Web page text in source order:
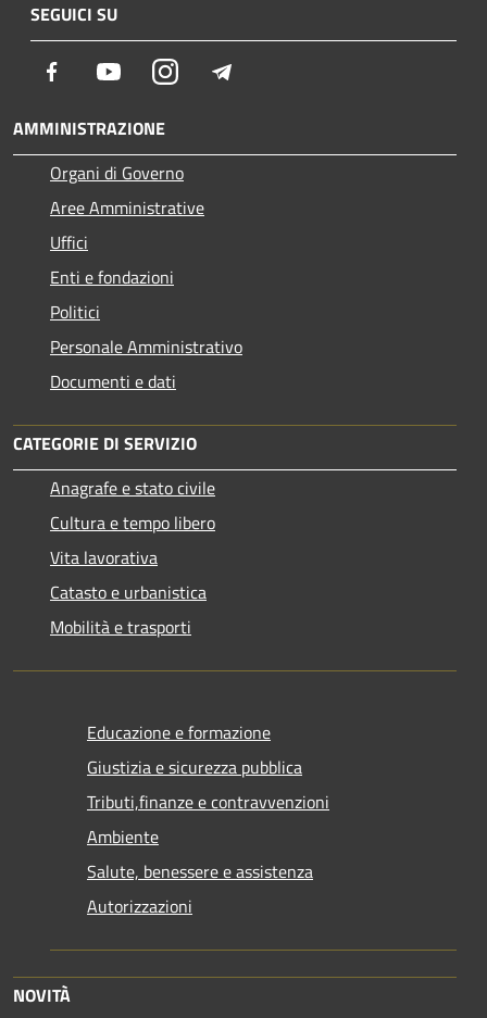
SEGUICI SU
Facebook YoutubeInstagram
AMMINISTRAZIONE
Organi di Governo
Aree Amministrative
Uffici
Enti e fondazioni
Politici
Personale Amministrativo
Documenti e dati
CATEGORIE DI SERVIZIO
Anagrafe e stato civile
Cultura e tempo libero
Vita lavorativa
Catasto e urbanistica
Mobilità e trasporti
Educazione e formazione
Giustizia e sicurezza pubblica
Tributi,finanze e contravvenzioni
Ambiente
Salute, benessere e assistenza
Autorizzazioni
NOVITÀ